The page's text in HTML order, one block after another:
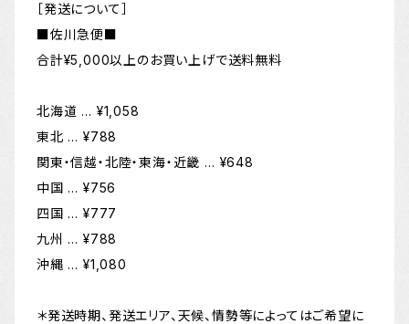
［発送について］
■佐川急便■
合計¥5,000以上のお買い上げで送料無料
北海道 … ¥1,058
東北 … ¥788
関東・信越・北陸・東海・近畿 … ¥648
中国 … ¥756
四国 … ¥777
九州 … ¥788
沖縄 … ¥1,080
＊発送時期、発送エリア、天候、情勢等によってはご希望に